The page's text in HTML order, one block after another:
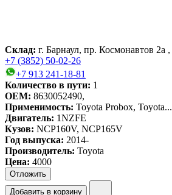
Склад: г. Барнаул, пр. Космонавтов 2а ,
+7 (3852) 50-02-26
+7 913 241-18-81
Количество в пути: 1
OEM: 8630052490,
Применимость: Toyota Probox, Toyota...
Двигатель: 1NZFE
Кузов: NCP160V, NCP165V
Год выпуска: 2014-
Производитель: Toyota
Цена: 4000
Отложить
Добавить в корзину